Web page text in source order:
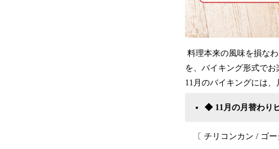
料理本来の風味を損な
を、バイキング形式でお
11月のバイキングには
◆ 11月の月替わり
〔 チリコンカン / ゴー